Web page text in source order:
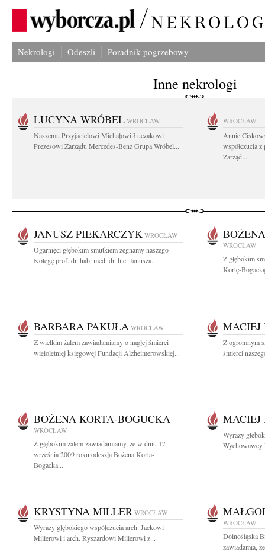
Nekrologi Odeszli Poradnik pogrzebowy
Inne nekrologi
LUCYNA WRÓBEL WROCŁAW
Naszemu Przyjacielowi Michałowi Łuczakowi
Prezesowi Zarządu Mercedes-Benz Grupa Wróbel...
WROCŁAW
Annie
współczucia
Zarząd...
JANUSZ PIEKARCZYK WROCŁAW
Ogarnięci głębokim smutkiem żegnamy naszego
Kolegę prof. dr. hab. med. dr. h.c. Janusza...
WROCŁAW
Z głębokim
Kortę-
BARBARA PAKUŁA WROCŁAW
Z wielkim żalem zawiadamiamy o nagłej śmierci
wieloletniej księgowej Fundacji Alzheimerowskiej...
MACIEJ
Z ogromnym
śmierci
BOŻENA KORTA-BOGUCKA
WROCŁAW
Z głębokim żalem zawiadamiamy, że w dniu 17
września 2009 roku odeszła Bożena Korta-
Bogacka...
MACIEJ
Wyrazy
Wychowawcy
KRYSTYNA MILLER WROCŁAW
Wyrazy głębokiego współczucia arch. Jackowi
Millerowi i arch. Ryszardowi Millerowi z...
WROCŁAW
Dolnośląska
zawiadamia,